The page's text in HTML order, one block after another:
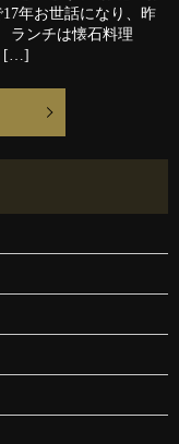
年お世話になり、昨
ランチは懐石料理
[…]